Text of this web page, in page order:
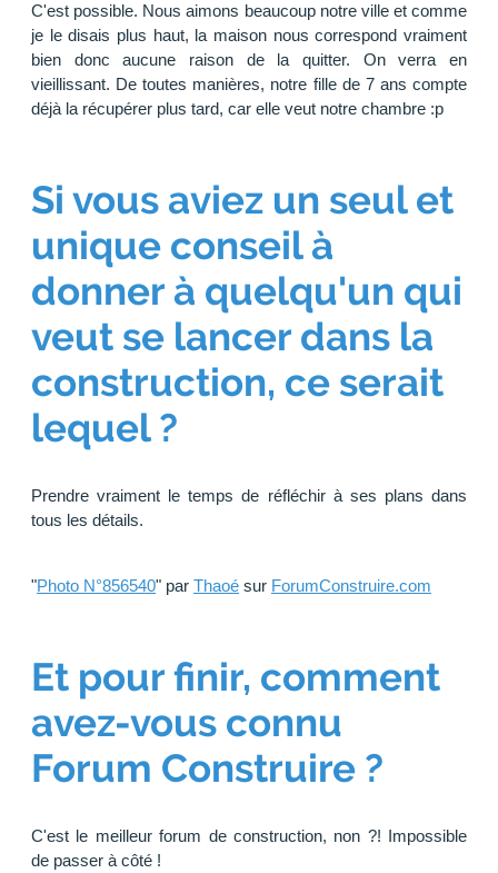
C'est possible. Nous aimons beaucoup notre ville et comme
je le disais plus haut, la maison nous correspond vraiment
bien donc aucune raison de la quitter. On verra en
vieillissant. De toutes manières, notre fille de 7 ans compte
déjà la récupérer plus tard, car elle veut notre chambre :p
Si vous aviez un seul et
unique conseil à
donner à quelqu'un qui
veut se lancer dans la
construction, ce serait
lequel ?
Prendre vraiment le temps de réfléchir à ses plans dans
tous les détails.
"Photo N°856540" par Thaoé sur ForumConstruire.com
Et pour finir, comment
avez-vous connu
Forum Construire ?
C'est le meilleur forum de construction, non ?! Impossible
de passer à côté !